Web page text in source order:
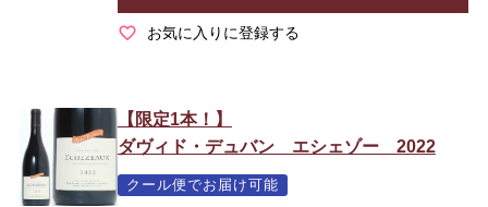
お気に入りに登録する
【限定1本！】
ダヴィド・デュバン エシェゾー 2022
クール便でお届け可能